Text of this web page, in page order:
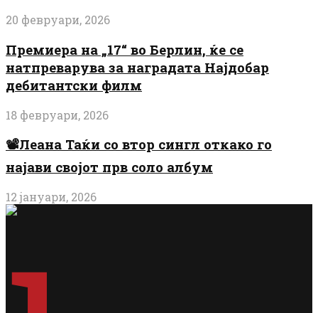
20 февруари, 2026
Премиера на „17“ во Берлин, ќе се
натпреварува за наградата Најдобар
дебитантски филм
18 февруари, 2026
📽️Леана Таќи со втор сингл откако го
најави својот прв соло албум
12 јануари, 2026